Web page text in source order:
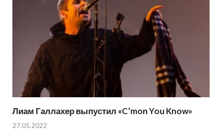
Лиам Галлахер выпустил «C’mon You Know»
27.05.2022